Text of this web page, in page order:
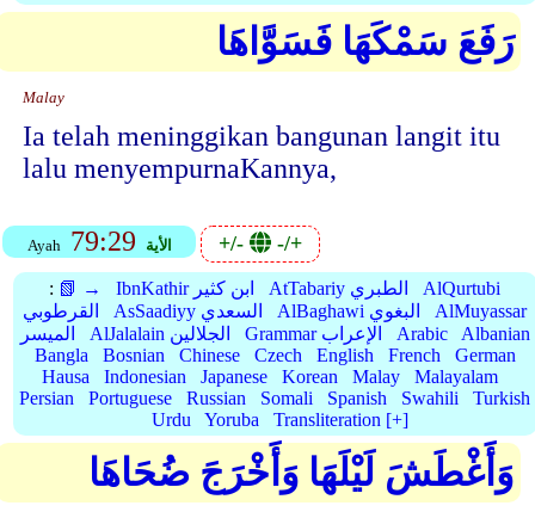
رَفَعَ سَمْكَهَا فَسَوَّاهَا
Malay
Ia telah meninggikan bangunan langit itu
lalu menyempurnaKannya,
Ayah 79:29 الأية +/- -/+
: 📗 → IbnKathir ابن كثير AtTabariy الطبري
AlQurtubi
القرطوبي
AsSaadiyy السعدي AlBaghawi البغوي
AlMuyassar
الميسر
AlJalalain الجلالين Grammar الإعراب Arabic
Albanian
Bangla
Bosnian Chinese Czech English French
German
Hausa
Indonesian Japanese Korean Malay
Malayalam
Persian
Portuguese Russian Somali Spanish Swahili
Turkish
Urdu
Yoruba Transliteration [+]
وَأَغْطَشَ لَيْلَهَا وَأَخْرَجَ ضُحَاهَا